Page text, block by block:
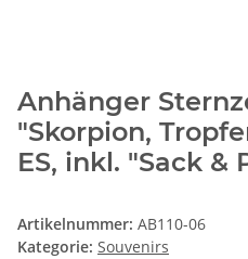
Anhänger
"Skorpion,
ES, inkl. "Sack &
Artikelnummer: AB110-06
Kategorie: Souvenirs